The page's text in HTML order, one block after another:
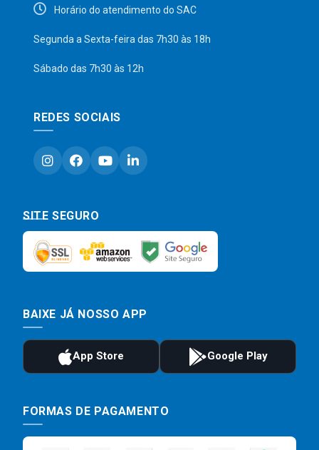
Horário do atendimento do SAC
Segunda a Sexta-feira das 7h30 às 18h
Sábado das 7h30 às 12h
REDES SOCIAIS
SITE SEGURO
BAIXE JÁ NOSSO APP
FORMAS DE PAGAMENTO